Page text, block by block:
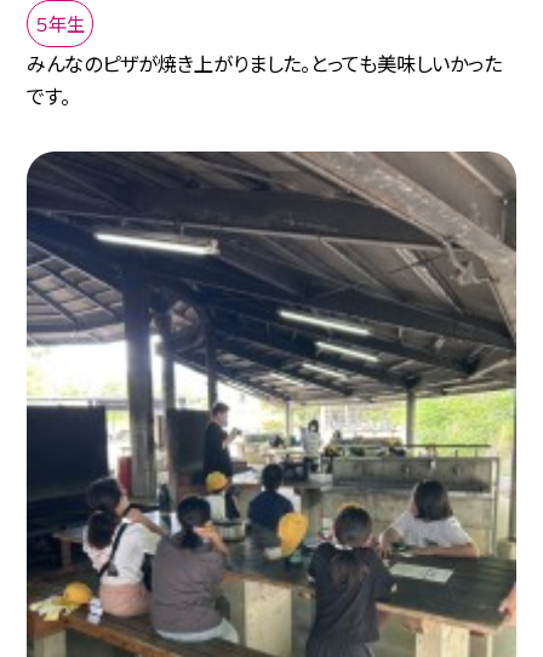
５年生
みんなのピザが焼き上がりました。とっても美味しいかった
です。